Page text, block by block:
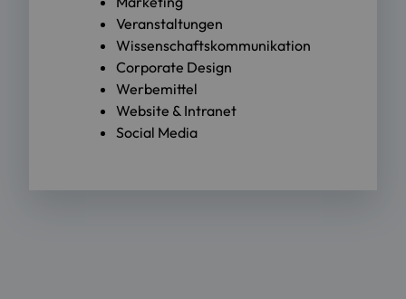
Veranstaltungen
Wissenschaftskommunikation
Corporate Design
Werbemittel
Website & Intranet
Social Media